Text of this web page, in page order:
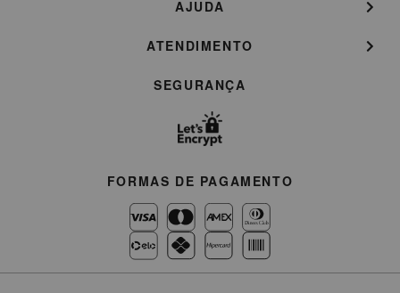
AJUDA
ATENDIMENTO
SEGURANÇA
FORMAS DE PAGAMENTO